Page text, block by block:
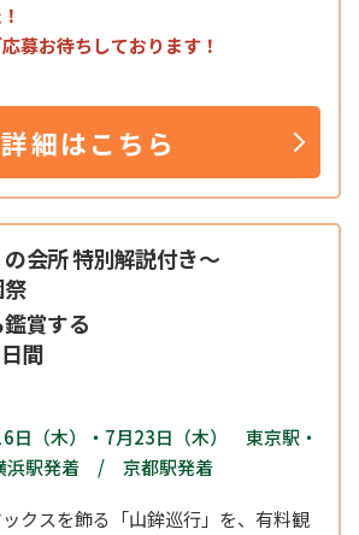
募お待ちしております！
詳細はこちら
会所 特別解説付き～
賞する
間
日（木）・7月23日（木） 東京駅・
浜駅発着 / 京都駅発着
クスを飾る「山鉾巡行」を、有料観